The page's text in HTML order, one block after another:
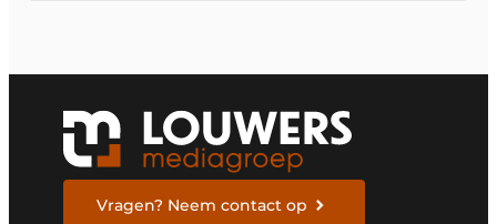
Vragen? Neem contact op